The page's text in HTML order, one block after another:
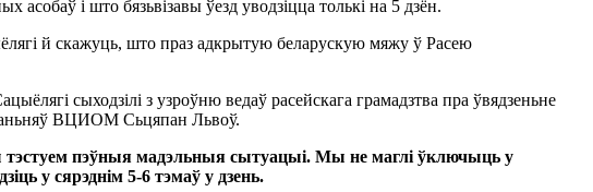
і што бязьвізавы ўезд уводзіцца толькі на 5 дзён.
й скажуць, што праз адкрытую беларускую мяжу ў Расею
сыходзілі з узроўню ведаў расейскага грамадзтва пра ўвядзеньне
ВЦИОМ Сьцяпан Львоў.
пэўныя мадэльныя сытуацыі. Мы не маглі ўключыць у
у сярэднім 5-6 тэмаў у дзень.